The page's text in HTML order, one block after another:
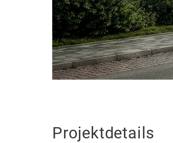
Projektdetails